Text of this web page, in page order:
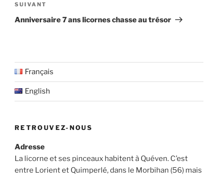
Article
suivant
SUIVANT
Anniversaire 7 ans licornes chasse au trésor
Français
English
RETROUVEZ-NOUS
Adresse
La licorne et ses pinceaux habitent à Quéven. C’est
entre Lorient et Quimperlé, dans le Morbihan (56) mais